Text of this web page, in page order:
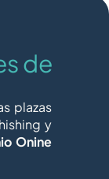
de
plazas
y
Onine